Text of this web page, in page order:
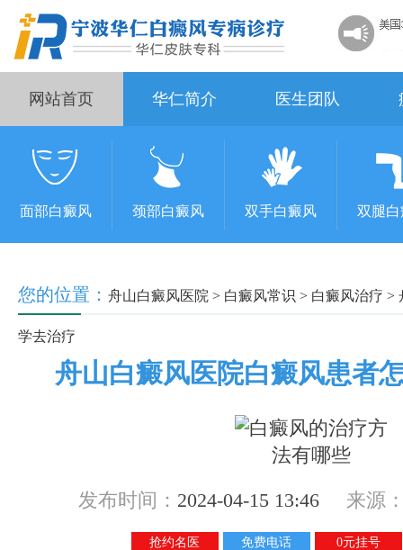
网站首页 华仁简介 医生团队
面部白癜风 颈部白癜风 双手白癜风 双腿
您的位置： 舟山白癜风医院 > 白癜风常识 > 白癜风治疗 >
学去治疗
舟山白癜风医院白癜风患者
发布时间： 2024-04-15 13:46 来源
抢约名医 免费电话 0元挂号